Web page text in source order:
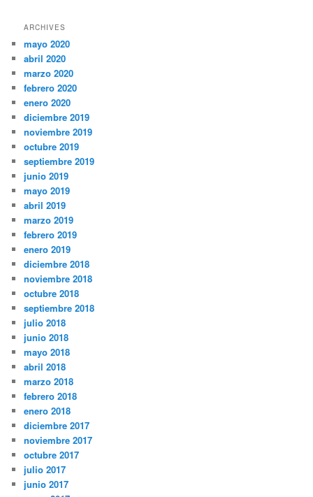
ARCHIVES
mayo 2020
abril 2020
marzo 2020
febrero 2020
enero 2020
diciembre 2019
noviembre 2019
octubre 2019
septiembre 2019
junio 2019
mayo 2019
abril 2019
marzo 2019
febrero 2019
enero 2019
diciembre 2018
noviembre 2018
octubre 2018
septiembre 2018
julio 2018
junio 2018
mayo 2018
abril 2018
marzo 2018
febrero 2018
enero 2018
diciembre 2017
noviembre 2017
octubre 2017
julio 2017
junio 2017